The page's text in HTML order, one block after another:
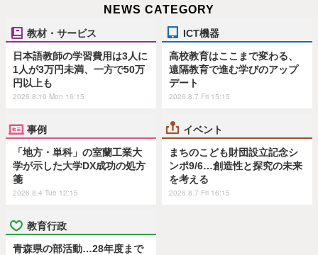
NEWS CATEGORY
教材・サービス
日本語教師の学習費用は3人に
1人が3万円未満、一方で50万
円以上も
2026.8.10 Mon 16:15
ICT機器
高校教育はここまで変わる、
遠隔教育で進む学びのアップ
デート
2026.8.7 Fri 15:15
事例
「地方・単科」の室蘭工業大
学が示した大学DX成功の処方
箋
2026.8.4 Tue 12:15
イベント
まちのこども財団設立記念シ
ンポ9/6…創造性と探究の未来
を考える
2026.8.7 Fri 16:15
教育行政
青森県の部活動…28年度まで